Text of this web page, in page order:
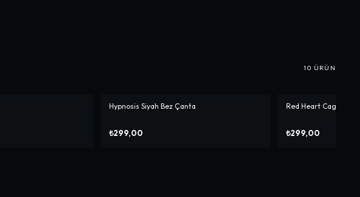
10 ÜRÜN
Hypnosis Siyah Bez Çanta
₺299,00
Red Heart Cage Bez
₺299,00